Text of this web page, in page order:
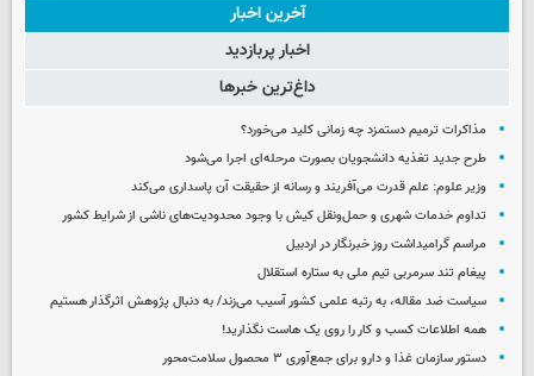
آخرین اخبار
اخبار پربازدید
داغ‌ترین خبرها
مذاکرات ترمیم دستمزد چه زمانی کلید می‌خورد؟
طرح جدید تغذیه دانشجویان بصورت مرحله‌ای اجرا می‌شود
وزیر علوم: علم قدرت می‌آفریند و رسانه از حقیقت آن پاسداری می‌کند
تداوم خدمات شهری و حمل‌ونقل کیش با وجود محدودیت‌های ناشی از شرایط کشور
مراسم گرامیداشت روز خبرنگار در اردبیل
پیغام تند سرمربی تیم ملی به ستاره استقلال
سیاست ضد مقاله، به رتبه علمی کشور آسیب می‌زند/ به دنبال پژوهش اثرگذار هستیم
همه اطلاعات کسب‌ و کار را روی یک هاست نگذارید!
دستور سازمان غذا و دارو برای جمع‌آوری ۳ محصول سلامت‌محور